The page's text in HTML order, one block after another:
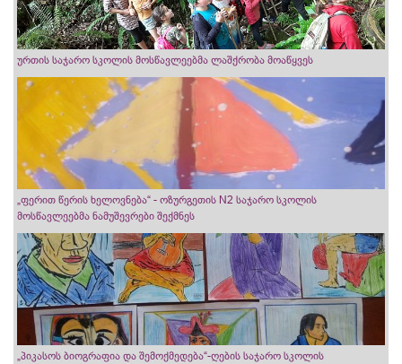
ურთის საჯარო სკოლის მოსწავლეებმა ლაშქრობა მოაწყვეს
„ფერით წერის ხელოვნება“ - ოზურგეთის N2 საჯარო სკოლის
მოსწავლეებმა ნამუშევრები შექმნეს
„პიკასოს ბიოგრაფია და შემოქმედება“-ღების საჯარო სკოლის